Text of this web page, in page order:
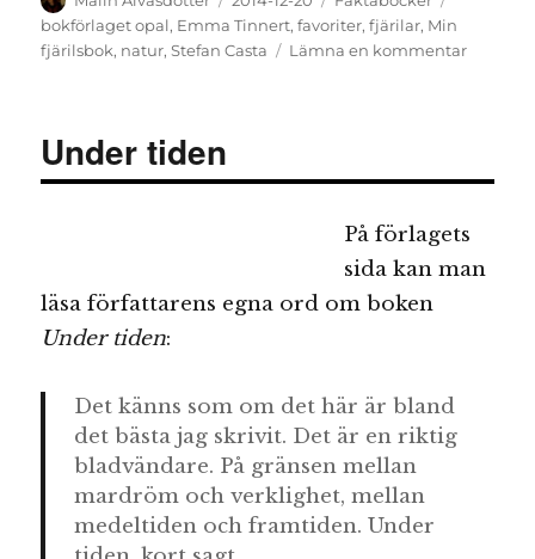
den
bokförlaget opal, Emma Tinnert,favoriter,fjärilar, Min
fjärilsbok, natur,Stefan Casta Lämna en kommentartill
Under tiden
På förlagets
sida kan man
läsa författarens egna ord om boken
Under tiden:
Det känns som om det här är bland
det bästa jag skrivit. Det är en riktig
bladvändare. På gränsen mellan
mardröm och verklighet, mellan
medeltiden och framtiden. Under